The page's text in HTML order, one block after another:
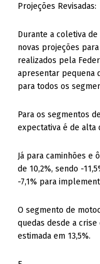
Projeções Revisadas:
Durante a coletiva
novas projeções
realizados pela
apresentar pequena
para todos os
Para os segmentos
expectativa é de alta
Já para caminhões e
de 10,2%, sendo -
-7,1% para
O segmento de
quedas desde a
estimada em 13,5%.